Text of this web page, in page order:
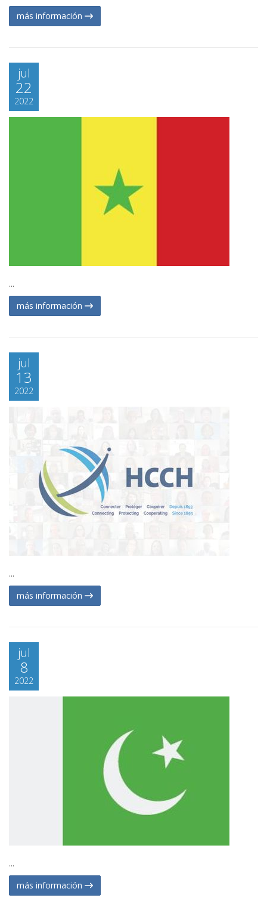
más información
jul
22
2022
...
más información
jul
13
2022
...
más información
jul
8
2022
...
más información